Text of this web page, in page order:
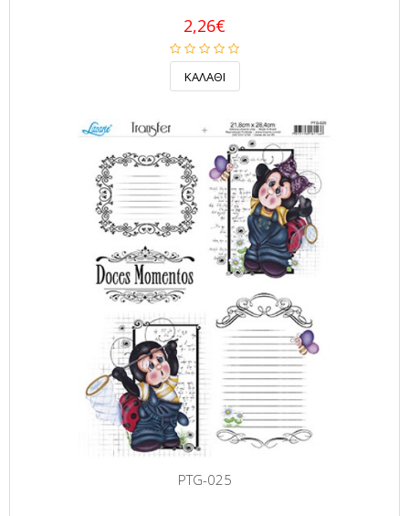
2,26€
PTG-025